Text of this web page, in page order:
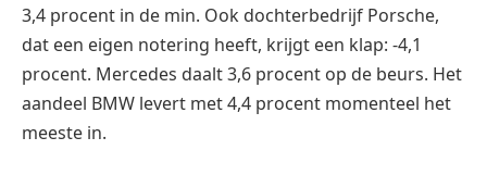
3,4 procent in de min. Ook dochterbedrijf Porsche,
dat een eigen notering heeft, krijgt een klap: -4,1
procent. Mercedes daalt 3,6 procent op de beurs. Het
aandeel BMW levert met 4,4 procent momenteel het
meeste in.